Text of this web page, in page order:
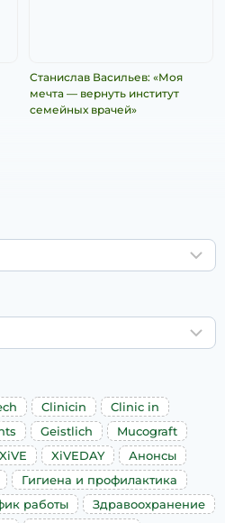
Станислав Васильев: «Моя
мечта — вернуть институт
семейных врачей»
Clinicin
Clinic in
Geistlich
Mucograft
XiVE XiVEDAY
Анонсы
Гигиена и профилактика
работы
Здравоохранение